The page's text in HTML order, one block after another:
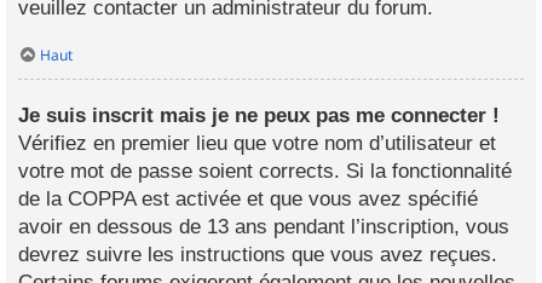
veuillez contacter un administrateur du forum.
Haut
Je suis inscrit mais je ne peux pas me connecter !
Vérifiez en premier lieu que votre nom d’utilisateur et
votre mot de passe soient corrects. Si la fonctionnalité
de la COPPA est activée et que vous avez spécifié
avoir en dessous de 13 ans pendant l’inscription, vous
devrez suivre les instructions que vous avez reçues.